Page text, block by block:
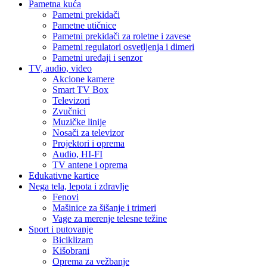
Pametna kuća
Pametni prekidači
Pametne utičnice
Pametni prekidači za roletne i zavese
Pametni regulatori osvetljenja i dimeri
Pametni uređaji i senzor
TV, audio, video
Akcione kamere
Smart TV Box
Televizori
Zvučnici
Muzičke linije
Nosači za televizor
Projektori i oprema
Audio, HI-FI
TV antene i oprema
Edukativne kartice
Nega tela, lepota i zdravlje
Fenovi
Mašinice za šišanje i trimeri
Vage za merenje telesne težine
Sport i putovanje
Biciklizam
Kišobrani
Oprema za vežbanje